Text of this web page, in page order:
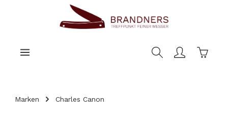
Marken Charles Canon